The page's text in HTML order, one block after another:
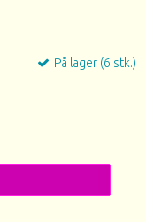
På lager (6 stk.)